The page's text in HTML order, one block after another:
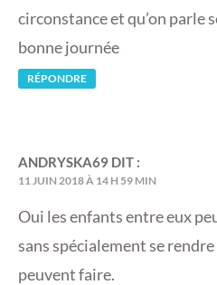
circonstance et qu’on parle
bonne journée
RÉPONDRE
ANDRYSKA69 DIT :
11 JUIN 2018 À 14 H 59 MIN
Oui les enfants entre eux
sans spécialement se
peuvent faire.